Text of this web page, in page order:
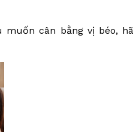
muốn cân bằng vị béo,